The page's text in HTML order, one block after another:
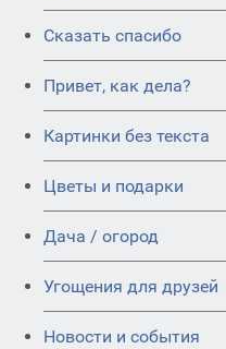
Сказать спасибо
Привет, как дела?
Картинки без текста
Цветы и подарки
Дача / огород
Угощения для друзей
Новости и события